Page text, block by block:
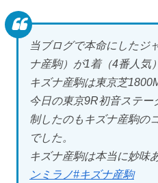
当ブログで本命にしたジ
ナ産駒）が1着（4番人気）
キズナ産駒は東京芝
今日の東京9R初音ステ
制したのもキズナ産駒の
でした。
キズナ産駒は本当に妙味
ンミラノ#キズナ産駒